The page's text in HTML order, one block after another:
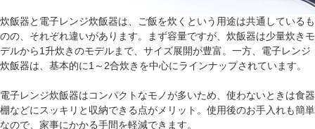
炊飯器と電子レンジ炊飯器は、ご飯を炊くという用途は共通しているも
のの、それぞれ違いがあります。まず容量ですが、炊飯器は少量炊きモ
デルから1升炊きのモデルまで、サイズ展開が豊富。一方、電子レンジ
炊飯器は、基本的に1～2合炊きを中心にラインナップされています。
電子レンジ炊飯器はコンパクトなモノが多いため、使わないときは食器
棚などにスッキリと収納できる点がメリット。使用後のお手入れも簡単
なので、家事にかかる手間を軽減できます。